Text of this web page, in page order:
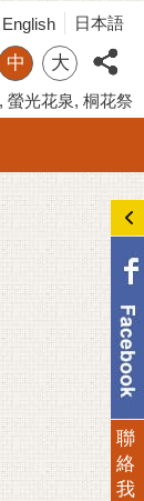
English 日本語
中 大
螢光花泉 桐花祭
聯
絡
我